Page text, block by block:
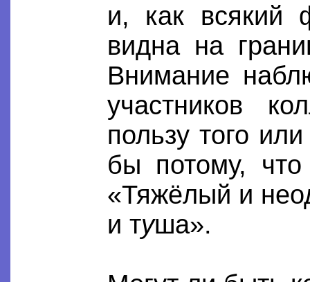
и, как всякий
видна на
Внимание
участников
пользу того
бы потому,
«Тяжёлый и
и туша».